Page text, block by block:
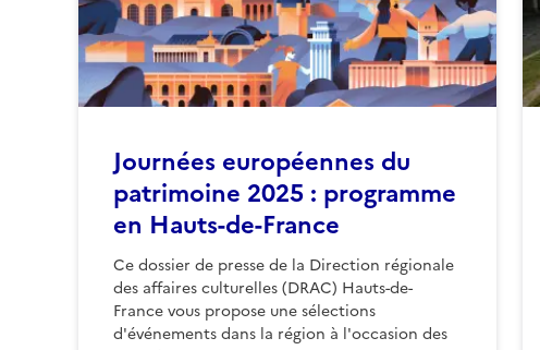
Journées européennes du
patrimoine 2025 : programme
en Hauts-de-France
Ce dossier de presse de la Direction régionale
des affaires culturelles (DRAC) Hauts-de-
France vous propose une sélections
d'événements dans la région à l'occasion des